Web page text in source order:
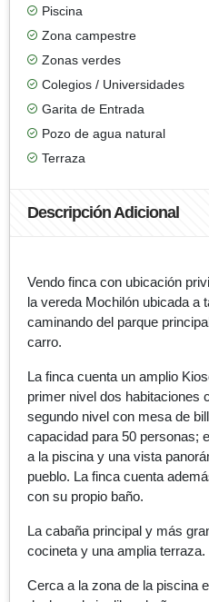
Piscina
Zona campestre
Zonas verdes
Colegios / Universidades
Garita de Entrada
Pozo de agua natural
Terraza
Descripción Adicional
Vendo finca con ubicación
la vereda Mochilón ubicada a
caminando del parque
carro.
La finca cuenta un amplio
primer nivel dos habitaciones
segundo nivel con mesa de
capacidad para 50 personas;
a la piscina y una vista
pueblo. La finca cuenta
con su propio baño.
La cabaña principal y más
cocineta y una amplia terraza.
Cerca a la zona de la piscina